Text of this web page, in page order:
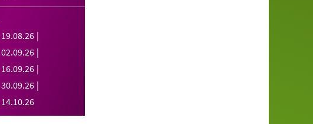
19.08.26
02.09.26
16.09.26
30.09.26
14.10.26